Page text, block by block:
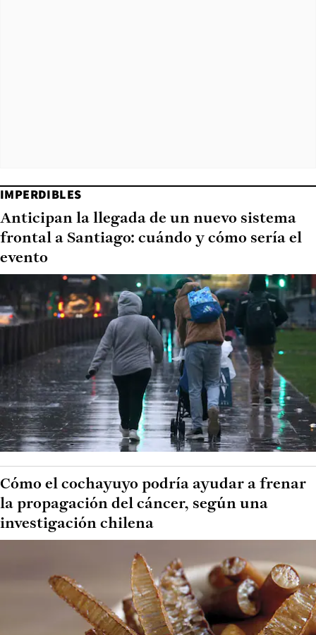
IMPERDIBLES
Anticipan la llegada de un nuevo sistema
frontal a Santiago: cuándo y cómo sería el
evento
Cómo el cochayuyo podría ayudar a frenar
la propagación del cáncer, según una
investigación chilena